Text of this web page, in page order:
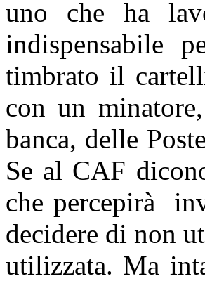
uno che ha
timbrato il
con un
banca, delle
Se al CAF
che percepirà
decidere di non
utilizzata. Ma